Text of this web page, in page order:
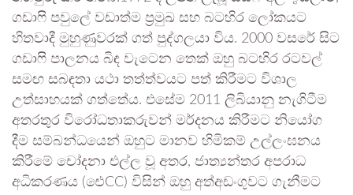
ගඩාෆි පවුලේ වඩාත්ම ප්‍රමුඛ සහ බටහිර ලෝකයට
හිතවාදී මුහුණුවරක් ගත් පුද්ගලයා විය. 2000 වසරේ සිට
ගඩාෆි පාලනය බිඳ වැටෙන තෙක් ඔහු බටහිර රටවල්
සමඟ සබඳතා යථා තත්ත්වයට පත් කිරීමට විශාල
උත්සාහයක් ගත්තේය. එසේම 2011 ලිබියානු නැගිටීම
අතරතුර විරෝධතාකරුවන් මර්දනය කිරීමට නියෝග
දීම සම්බන්ධයෙන් ඔහුට මානව හිමිකම් උල්ලංඝනය
කිරීමේ චෝදනා එල්ල වූ අතර, ජාත්‍යන්තර අපරාධ
අධිකරණය (ඓCC) විසින් ඔහු අත්අඩංගුවට ගැනීමට